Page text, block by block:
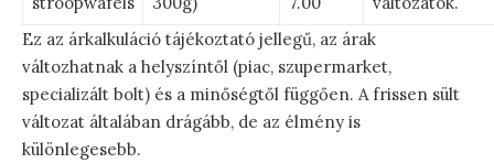
Ez az árkalkuláció tájékoztató jellegű, az árak
változhatnak a helyszíntől (piac, szupermarket,
specializált bolt) és a minőségtől függően. A frissen sült
változat általában drágább, de az élmény is
különlegesebb.